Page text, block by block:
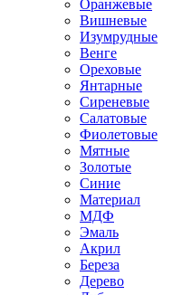
Оранжевые
Вишневые
Изумрудные
Венге
Ореховые
Янтарные
Сиреневые
Салатовые
Фиолетовые
Мятные
Золотые
Синие
Материал
МДФ
Эмаль
Акрил
Береза
Дерево